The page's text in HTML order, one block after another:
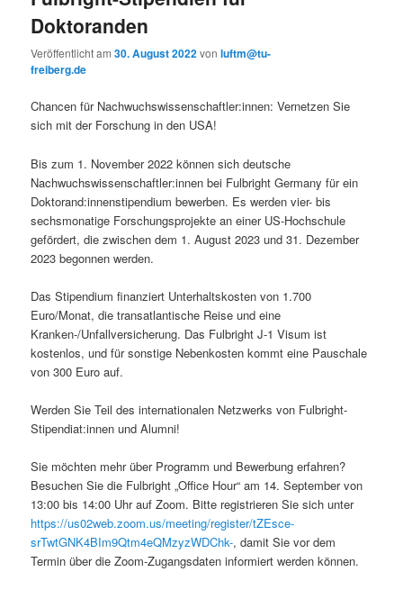
Doktoranden
Veröffentlicht am30. August 2022vonluftm@tu-
freiberg.de
Chancen für Nachwuchswissenschaftler:innen: Vernetzen Sie
sich mit der Forschung in den USA!
Bis zum 1. November 2022 können sich deutsche
Nachwuchswissenschaftler:innen bei Fulbright Germany für ein
Doktorand:innenstipendium bewerben. Es werden vier- bis
sechsmonatige Forschungsprojekte an einer US-Hochschule
gefördert, die zwischen dem 1. August 2023 und 31. Dezember
2023 begonnen werden.
Das Stipendium finanziert Unterhaltskosten von 1.700
Euro/Monat, die transatlantische Reise und eine
Kranken-/Unfallversicherung. Das Fulbright J-1 Visum ist
kostenlos, und für sonstige Nebenkosten kommt eine Pauschale
von 300 Euro auf.
Werden Sie Teil des internationalen Netzwerks von Fulbright-
Stipendiat:innen und Alumni!
Sie möchten mehr über Programm und Bewerbung erfahren?
Besuchen Sie die Fulbright „Office Hour“ am 14. September von
13:00 bis 14:00 Uhr auf Zoom. Bitte registrieren Sie sich unter
https://us02web.zoom.us/meeting/register/tZEsce-
srTwtGNK4BIm9Qtm4eQMzyzWDChk-, damit Sie vor dem
Termin über die Zoom-Zugangsdaten informiert werden können.